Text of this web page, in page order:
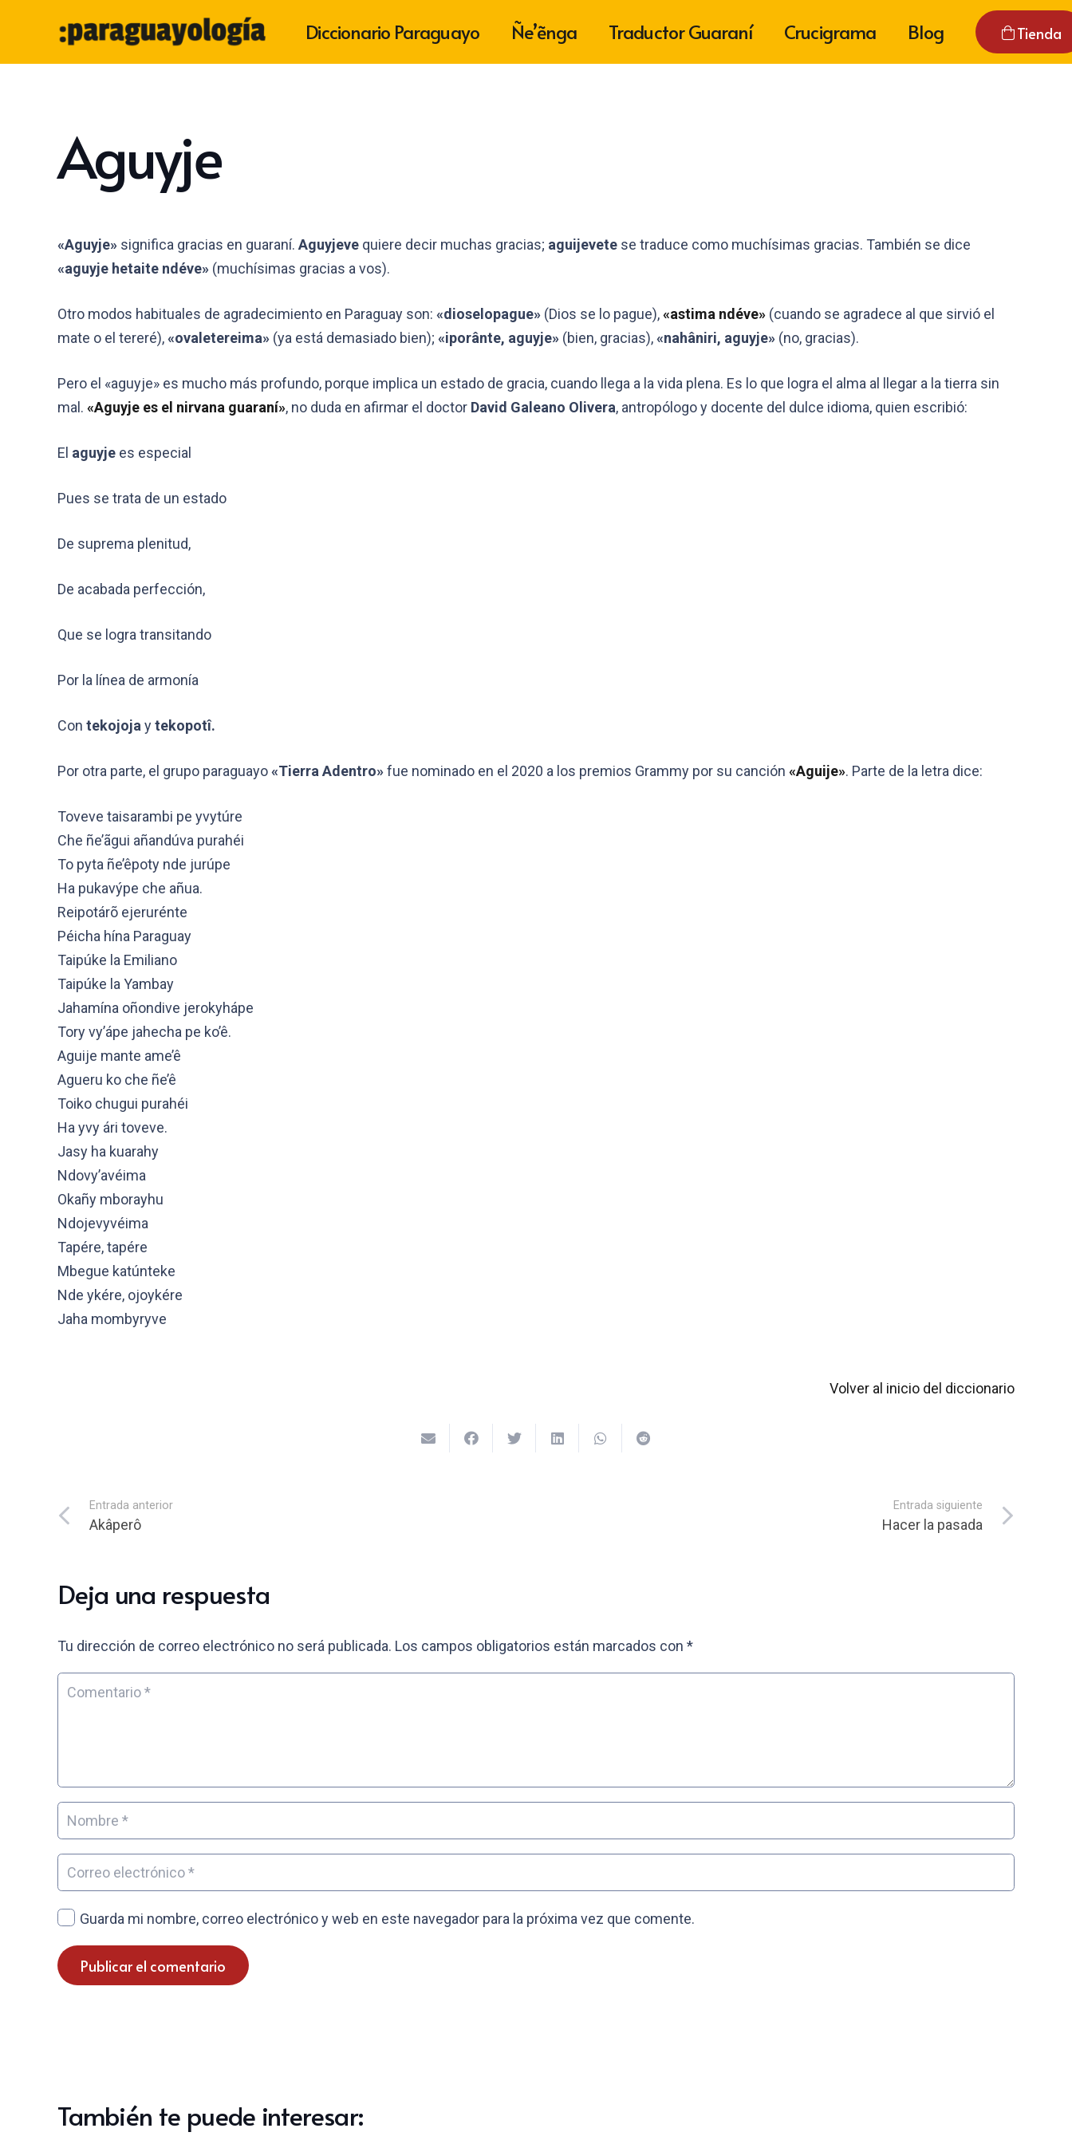
Diccionario Paraguayo Ñe’ẽnga Traductor Guaraní Crucigrama Blog Tienda
Aguyje
«Aguyje» significa gracias en guaraní. Aguyjeve quiere decir muchas gracias; aguijevete se traduce como muchísimas gracias. También se dice
«aguyje hetaite ndéve» (muchísimas gracias a vos).
Otro modos habituales de agradecimiento en Paraguay son: «dioselopague» (Dios se lo pague),«astima ndéve» (cuando se agradece al que sirvió el
mate o el tereré),«ovaletereima» (ya está demasiado bien); «iporânte, aguyje» (bien, gracias),«nahâniri, aguyje» (no, gracias).
Pero el «aguyje» es mucho más profundo, porque implica un estado de gracia, cuando llega a la vida plena. Es lo que logra el alma al llegar a la tierra sin
mal. «Aguyje es el nirvana guaraní», no duda en afirmar el doctor David Galeano Olivera, antropólogo y docente del dulce idioma, quien escribió:
El aguyje es especial
Pues se trata de un estado
De suprema plenitud,
De acabada perfección,
Que se logra transitando
Por la línea de armonía
Con tekojoja ytekopotî.
Por otra parte, el grupo paraguayo«Tierra Adentro»fue nominado en el 2020 a los premios Grammy por su canción «Aguije». Parte de la letra dice:
Toveve taisarambi pe yvytúre
Che ñe’ãgui añandúva purahéi
To pyta ñe’êpoty nde jurúpe
Ha pukavýpe che añua.
Reipotárõ ejerurénte
Péicha hína Paraguay
Taipúke la Emiliano
Taipúke la Yambay
Jahamína oñondive jerokyhápe
Tory vy’ápe jahecha pe ko’ê.
Aguije mante ame’ê
Agueru ko che ñe’ê
Toiko chugui purahéi
Ha yvy ári toveve.
Jasy ha kuarahy
Ndovy’avéima
Okañy mborayhu
Ndojevyvéima
Tapére, tapére
Mbegue katúnteke
Nde ykére, ojoykére
Jaha mombyryve
Volver al inicio del diccionario
Entrada anterior
Akâperô
Entrada siguiente
Hacer la pasada
Deja una respuesta
Tu dirección de correo electrónico no será publicada. Los campos obligatorios están marcados con *
Guarda mi nombre, correo electrónico y web en este navegador para la próxima vez que comente.
Publicar el comentario
También te puede interesar: